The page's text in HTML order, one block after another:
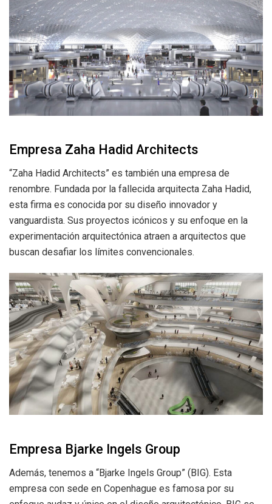
Empresa Zaha Hadid Architects
“Zaha Hadid Architects” es también una empresa de
renombre. Fundada por la fallecida arquitecta Zaha Hadid,
esta firma es conocida por su diseño innovador y
vanguardista. Sus proyectos icónicos y su enfoque en la
experimentación arquitectónica atraen a arquitectos que
buscan desafiar los límites convencionales.
Empresa Bjarke Ingels Group
Además, tenemos a “Bjarke Ingels Group” (BIG). Esta
empresa con sede en Copenhague es famosa por su